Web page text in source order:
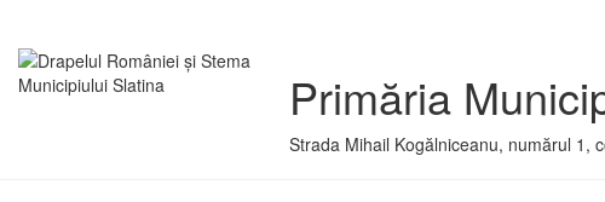
Primăria
Strada Mihail Kogălniceanu, numărul 1,